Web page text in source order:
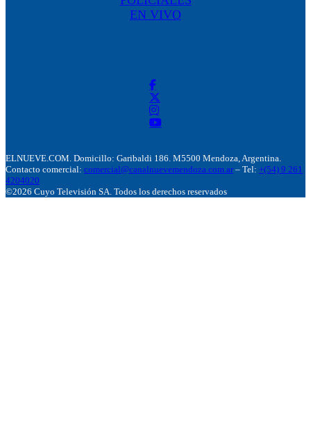
EN VIVO
ELNUEVE.COM. Domicillo: Garibaldi 186. M5500 Mendoza, Argentina.
Contacto comercial: comercial@canalnuevemendoza.com.ar – Tel: +(54) 9 261
4204020
©2026 Cuyo Televisión SA. Todos los derechos reservados